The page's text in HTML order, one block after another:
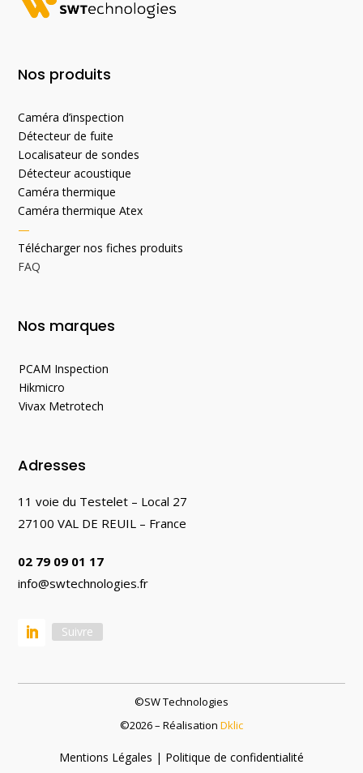
Nos produits
Caméra d’inspection
Détecteur de fuite
Localisateur de sondes
Détecteur acoustique
Caméra thermique
Caméra thermique Atex
—
Télécharger nos fiches produits
FAQ
Nos marques
PCAM Inspection
Hikmicro
Vivax Metrotech
Adresses
11 voie du Testelet – Local 27
27100 VAL DE REUIL – France
02 79 09 01 17
info@swtechnologies.fr
Suivre
©SW Technologies
©2026– Réalisation Dklic
Mentions Légales | Politique de confidentialité